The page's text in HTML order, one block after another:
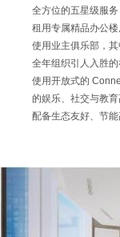
全方位的五星级服
租用专属精品办公
使用业主俱乐部，
全年组织引人入胜
使用开放式的
的娱乐、社交与教育
配备生态友好、节